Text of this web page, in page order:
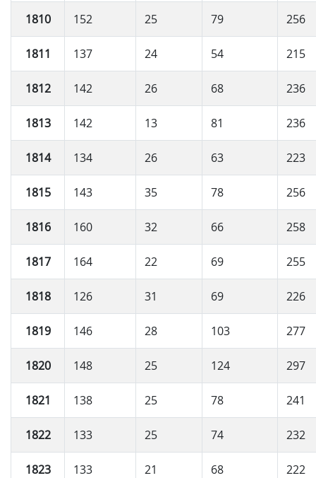
1810 152 25 79 256
1811 137 24 54 215
1812 142 26 68 236
1813 142 13 81 236
1814 134 26 63 223
1815 143 35 78 256
1816 160 32 66 258
1817 164 22 69 255
1818 126 31 69 226
1819 146 28 103 277
1820 148 25 124 297
1821 138 25 78 241
1822 133 25 74 232
1823 133 21 68 222